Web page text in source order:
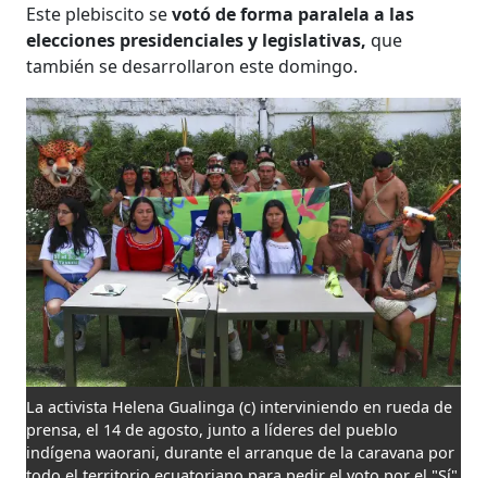
Este plebiscito sevotó de forma paralela a las
elecciones presidenciales y legislativas, que
también se desarrollaron este domingo.
La activista Helena Gualinga (c) interviniendo en rueda de
prensa, el 14 de agosto, junto a líderes del pueblo
indígena waorani, durante el arranque de la caravana por